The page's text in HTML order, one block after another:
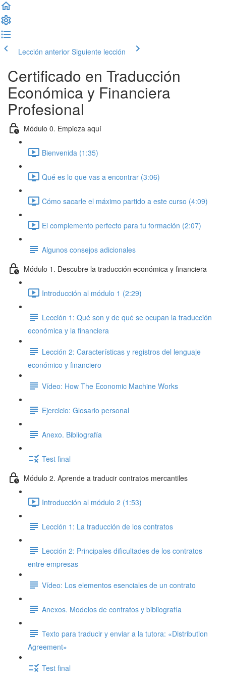
Lección anterior Siguiente lección
Certificado en Traducción
Económica y Financiera
Profesional
Módulo 0. Empieza aquí
Bienvenida (1:35)
Qué es lo que vas a encontrar (3:06)
Cómo sacarle el máximo partido a este curso (4:09)
El complemento perfecto para tu formación (2:07)
Algunos consejos adicionales
Módulo 1. Descubre la traducción económica y financiera
Introducción al módulo 1 (2:29)
Lección 1: Qué son y de qué se ocupan la traducción
económica y la financiera
Lección 2: Características y registros del lenguaje
económico y financiero
Vídeo: How The Economic Machine Works
Ejercicio: Glosario personal
Anexo. Bibliografía
Test final
Módulo 2. Aprende a traducir contratos mercantiles
Introducción al módulo 2 (1:53)
Lección 1: La traducción de los contratos
Lección 2: Principales dificultades de los contratos
entre empresas
Vídeo: Los elementos esenciales de un contrato
Anexos. Modelos de contratos y bibliografía
Texto para traducir y enviar a la tutora: «Distribution
Agreement»
Test final